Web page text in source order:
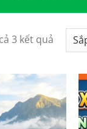
3 kết quả
Yêu
Thích